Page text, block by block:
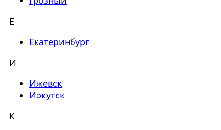
Е
Екатеринбург
И
Ижевск
Иркутск
К